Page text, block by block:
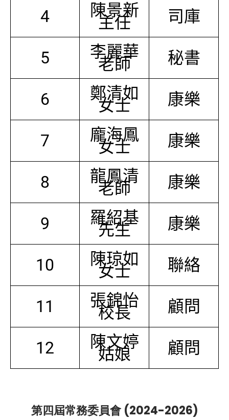
4 陳景新
主任 司庫
5 李麗華
老師 秘書
6 鄭清如
女士 康樂
7 龐海鳳
女士 康樂
8 龍鳳清
老師 康樂
9 羅紹基
先生 康樂
10 陳琼如
女士 聯絡
11 張錦怡
校長 顧問
12 陳文婷
姑娘 顧問
第四屆常務委員會 (2024-2026)